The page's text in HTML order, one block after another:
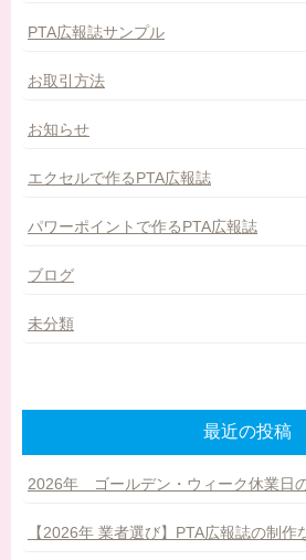
PTA広報誌サンプル
お取引方法
お知らせ
エクセルで作るPTA広報誌
パワーポイントで作るPTA広報誌
ブログ
未分類
最近の投稿
2026年 ゴールデン・ウィーク休業日
【2026年 業者選び】PTA広報誌の制作